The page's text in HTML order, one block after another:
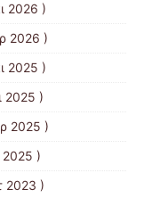
2026 )
2026 )
2025 )
2025 )
2025 )
2025 )
2023 )